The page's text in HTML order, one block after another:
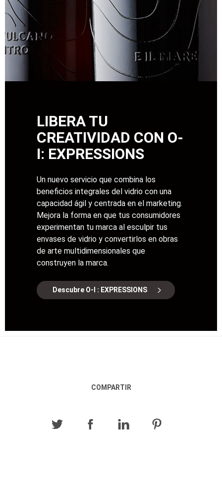
LIBERA TU
CREATIVIDAD CON O-
I: EXPRESSIONS
Un nuevo servicio que combina los
beneficios integrales del vidrio con una
capacidad ágil y centrada en el marketing.
Mejora la forma en que tus consumidores
experimentan tu marca al esculpir tus
envases de vidrio y convertirlos en obras
de arte multidimensionales que
construyen la marca.
Descubre O-I : EXPRESSIONS
COMPARTIR